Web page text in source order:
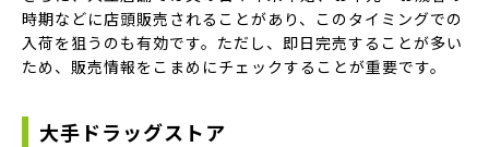
時期などに店頭販売されることがあり、このタイミングでの
入荷を狙うのも有効です。ただし、即日完売することが多い
ため、販売情報をこまめにチェックすることが重要です。
大手ドラッグストア